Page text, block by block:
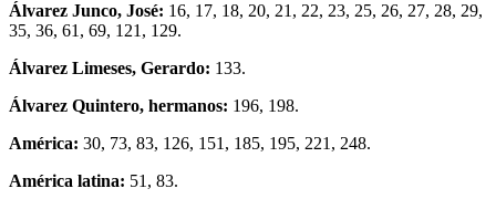
Álvarez Junco, José: 16, 17, 18, 20, 21, 22, 23, 25, 26, 27, 28, 29,
35, 36, 61, 69, 121, 129.
Álvarez Limeses, Gerardo: 133.
Álvarez Quintero, hermanos: 196, 198.
América: 30, 73, 83, 126, 151, 185, 195, 221, 248.
América latina: 51, 83.